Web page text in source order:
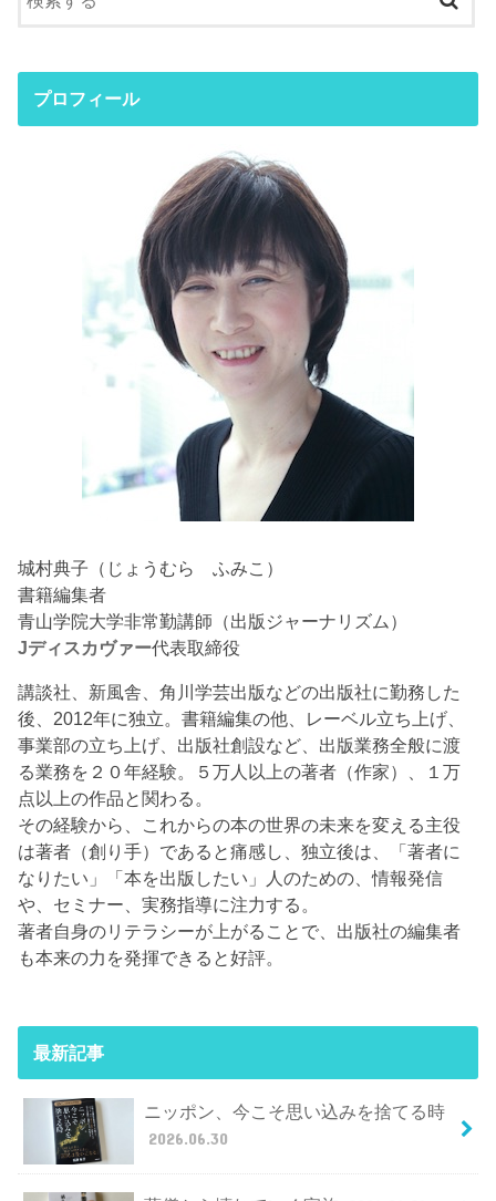
プロフィール
城村典子（じょうむら ふみこ）
書籍編集者
青山学院大学非常勤講師（出版ジャーナリズム）
Jディスカヴァー代表取締役
講談社、新風舎、角川学芸出版などの出版社に勤務した
後、2012年に独立。書籍編集の他、レーベル立ち上げ、
事業部の立ち上げ、出版社創設など、出版業務全般に渡
る業務を２０年経験。５万人以上の著者（作家）、１万
点以上の作品と関わる。
その経験から、これからの本の世界の未来を変える主役
は著者（創り手）であると痛感し、独立後は、「著者に
なりたい」「本を出版したい」人のための、情報発信
や、セミナー、実務指導に注力する。
著者自身のリテラシーが上がることで、出版社の編集者
も本来の力を発揮できると好評。
最新記事
ニッポン、今こそ思い込みを捨てる時
2026.06.30